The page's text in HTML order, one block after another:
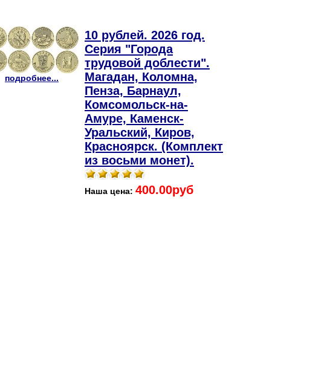
подробнее...
10 рублей. 2026 год.
Серия "Города
трудовой доблести".
Магадан, Коломна,
Пенза, Барнаул,
Комсомольск-на-
Амуре, Каменск-
Уральский, Киров,
Красноярск. (Комплект
из восьми монет).
Наша цена: 400.00руб